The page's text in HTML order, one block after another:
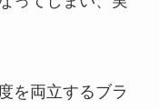
を両立するブラ